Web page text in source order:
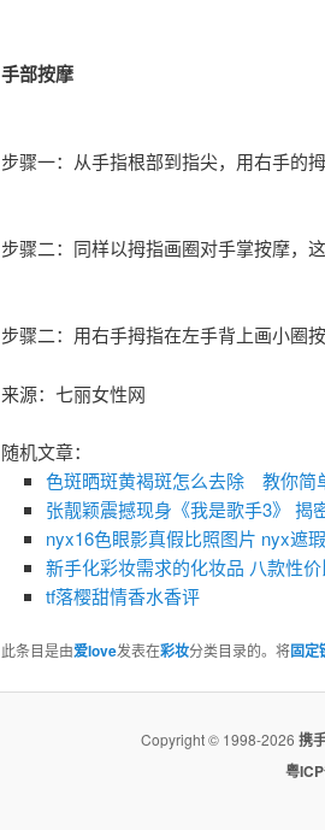
手部按摩
步骤一：从手指根部到指尖，用右手的
步骤二：同样以拇指画圈对手掌按摩，
步骤二：用右手拇指在左手背上画小圈
来源：七丽女性网
随机文章：
色斑晒斑黄褐斑怎么去除 教你简
张靓颖震撼现身《我是歌手3》 揭
nyx16色眼影真假比照图片 ​nyx遮
新手化彩妆需求的化妆品 八款性
tf落樱甜情香水香评
此条目是由爱love发表在彩妆分类目录的。将固定
Copyright © 1998-2026 携
粤